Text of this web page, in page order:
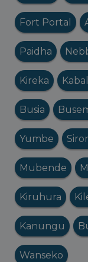
Fort Portal
Paidha
Kireka
Busia
Yumbe
Mubende
Kiruhura
Kanungu
Wanseko